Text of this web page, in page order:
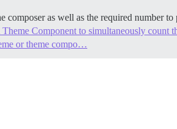
as well as the required number to
Component to simultaneously count
or theme compo…